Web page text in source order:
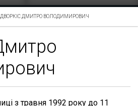
ДВОРКІС ДМИТРО ВОЛОДИМИРОВИЧ
з травня 1992 року до 11